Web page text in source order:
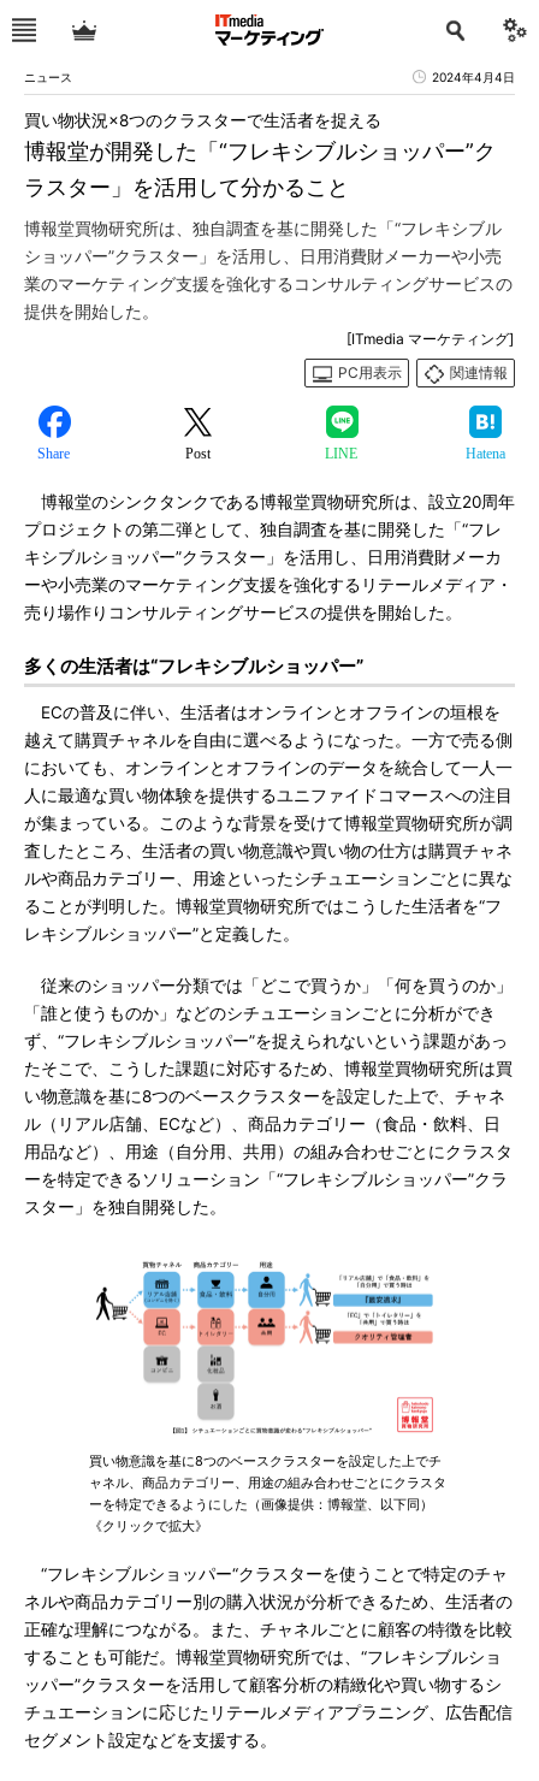
ニュース 2024年4月4日
博報堂が開発した「“フレキシブルショッパー”ク
ラスター」を活用して分かること
買い物状況×8つのクラスターで生活者を捉える
博報堂買物研究所は、独自調査を基に開発した「“フレキシブル
ショッパー”クラスター」を活用し、日用消費財メーカーや小売
業のマーケティング支援を強化するコンサルティングサービスの
提供を開始した。
[ITmedia マーケティング]
PC用表示
関連情報
Share Post LINE Hatena
博報堂のシンクタンクである博報堂買物研究所は、設立20周年
プロジェクトの第二弾として、独自調査を基に開発した「“フレ
キシブルショッパー”クラスター」を活用し、日用消費財メーカ
ーや小売業のマーケティング支援を強化するリテールメディア・
売り場作りコンサルティングサービスの提供を開始した。
多くの生活者は“フレキシブルショッパー”
ECの普及に伴い、生活者はオンラインとオフラインの垣根を
越えて購買チャネルを自由に選べるようになった。一方で売る側
においても、オンラインとオフラインのデータを統合して一人一
人に最適な買い物体験を提供するユニファイドコマースへの注目
が集まっている。このような背景を受けて博報堂買物研究所が調
査したところ、生活者の買い物意識や買い物の仕方は購買チャネ
ルや商品カテゴリー、用途といったシチュエーションごとに異な
ることが判明した。博報堂買物研究所ではこうした生活者を“フ
レキシブルショッパー”と定義した。
従来のショッパー分類では「どこで買うか」「何を買うのか」
「誰と使うものか」などのシチュエーションごとに分析ができ
ず、“フレキシブルショッパー”を捉えられないという課題があっ
たそこで、こうした課題に対応するため、博報堂買物研究所は買
い物意識を基に8つのベースクラスターを設定した上で、チャネ
ル（リアル店舗、ECなど）、商品カテゴリー（食品・飲料、日
用品など）、用途（自分用、共用）の組み合わせごとにクラスタ
ーを特定できるソリューション「“フレキシブルショッパー”クラ
スター」を独自開発した。
買い物意識を基に8つのベースクラスターを設定した上でチ
ャネル、商品カテゴリー、用途の組み合わせごとにクラスタ
ーを特定できるようにした（画像提供：博報堂、以下同）
《クリックで拡大》
“フレキシブルショッパー“クラスターを使うことで特定のチャ
ネルや商品カテゴリー別の購入状況が分析できるため、生活者の
正確な理解につながる。また、チャネルごとに顧客の特徴を比較
することも可能だ。博報堂買物研究所では、“フレキシブルショ
ッパー”クラスターを活用して顧客分析の精緻化や買い物するシ
チュエーションに応じたリテールメディアプラニング、広告配信
セグメント設定などを支援する。